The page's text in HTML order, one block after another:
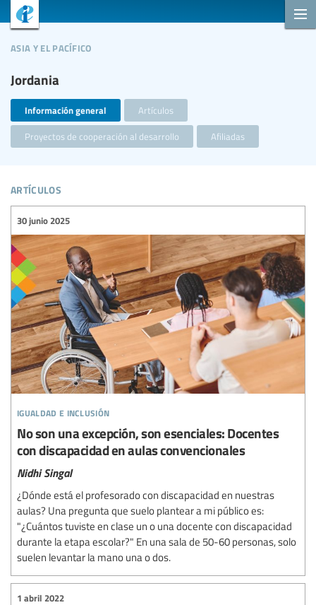
Jordania
asia y el pacífico
Información general Artículos
Proyectos de cooperación al desarrollo Afiliadas
artículos
igualdad e inclusión
30 junio 2025
No son una excepción, son esenciales: Docentes
con discapacidad en aulas convencionales
Nidhi Singal
¿Dónde está el profesorado con discapacidad en nuestras
aulas? Una pregunta que suelo plantear a mi público es:
"¿Cuántos tuviste en clase un o una docente con discapacidad
durante la etapa escolar?" En una sala de 50-60 personas, solo
suelen levantar la mano una o dos.
1 abril 2022